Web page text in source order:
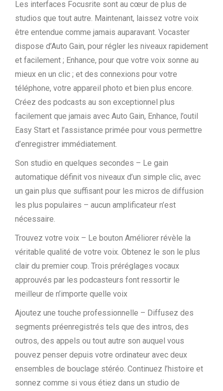
Les interfaces Focusrite sont au cœur de plus de
studios que tout autre. Maintenant, laissez votre voix
être entendue comme jamais auparavant. Vocaster
dispose d’Auto Gain, pour régler les niveaux rapidement
et facilement ; Enhance, pour que votre voix sonne au
mieux en un clic ; et des connexions pour votre
téléphone, votre appareil photo et bien plus encore.
Créez des podcasts au son exceptionnel plus
facilement que jamais avec Auto Gain, Enhance, l’outil
Easy Start et l’assistance primée pour vous permettre
d’enregistrer immédiatement.
Son studio en quelques secondes – Le gain
automatique définit vos niveaux d’un simple clic, avec
un gain plus que suffisant pour les micros de diffusion
les plus populaires – aucun amplificateur n’est
nécessaire.
Trouvez votre voix – Le bouton Améliorer révèle la
véritable qualité de votre voix. Obtenez le son le plus
clair du premier coup. Trois préréglages vocaux
approuvés par les podcasteurs font ressortir le
meilleur de n’importe quelle voix
Ajoutez une touche professionnelle – Diffusez des
segments préenregistrés tels que des intros, des
outros, des appels ou tout autre son auquel vous
pouvez penser depuis votre ordinateur avec deux
ensembles de bouclage stéréo. Continuez l’histoire et
sonnez comme si vous étiez dans un studio de